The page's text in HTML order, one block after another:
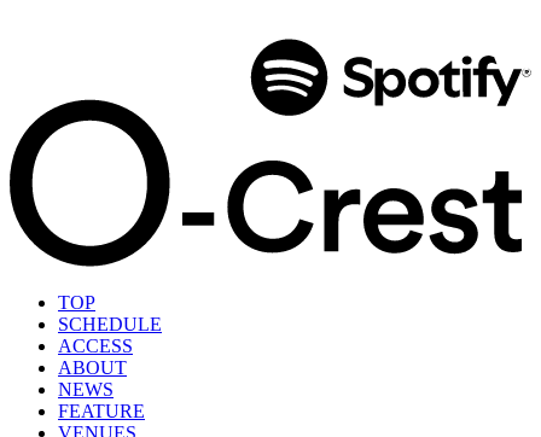
TOP
SCHEDULE
ACCESS
ABOUT
NEWS
FEATURE
VENUES